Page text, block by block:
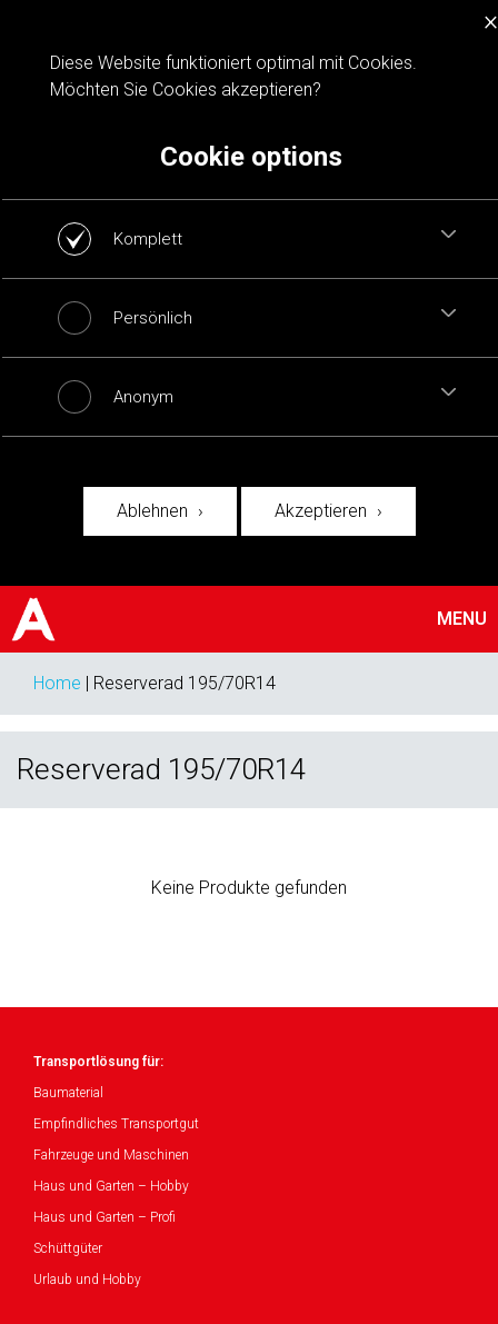
Cookie notification
×
Diese Website funktioniert optimal mit Cookies.
Möchten Sie Cookies akzeptieren?
Cookie options
Komplett
Persönlich
Anonym
Ablehnen Akzeptieren
MENU
Home | Reserverad 195/70R14
Reserverad 195/70R14
Keine Produkte gefunden
Transportlösung für:
Baumaterial
Empfindliches Transportgut
Fahrzeuge und Maschinen
Haus und Garten – Hobby
Haus und Garten – Profi
Schüttgüter
Urlaub und Hobby